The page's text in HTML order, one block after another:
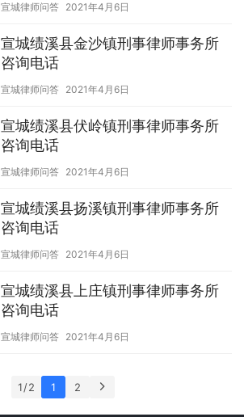
宣城律师问答 2021年4月6日
宣城绩溪县金沙镇刑事律师事务所
咨询电话
宣城律师问答 2021年4月6日
宣城绩溪县伏岭镇刑事律师事务所
咨询电话
宣城律师问答 2021年4月6日
宣城绩溪县扬溪镇刑事律师事务所
咨询电话
宣城律师问答 2021年4月6日
宣城绩溪县上庄镇刑事律师事务所
咨询电话
宣城律师问答 2021年4月6日
1 / 2 1 2